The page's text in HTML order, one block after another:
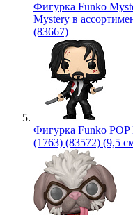
Фигурка Funko
Mystery в
(83667)
Фигурка Funko POP
(1763) (83572) (9,5